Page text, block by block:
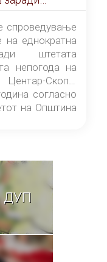
спроведување
на еднократна
штетата
непогода на
Скопје
согласно
на Општина
ДУП